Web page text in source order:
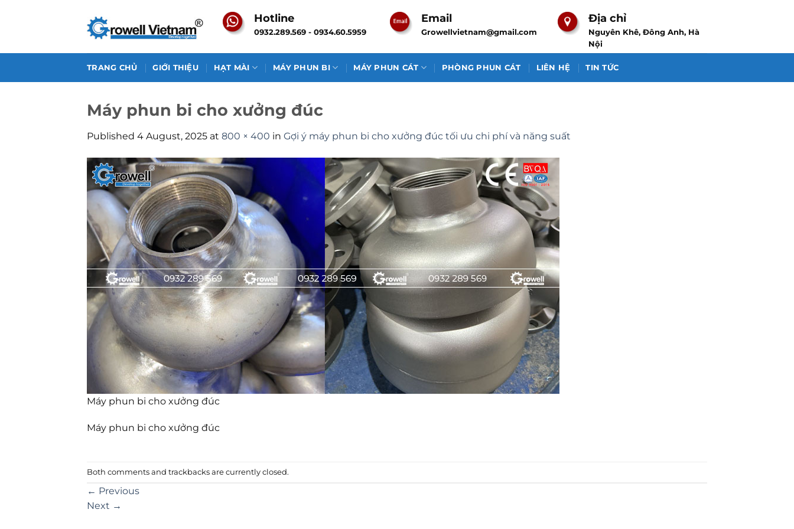
Hotline
0932.289.569 - 0934.60.5959
Email
Growellvietnam@gmail.com
Địa chỉ
Nguyên Khê, Đông Anh, Hà
Nội
TRANG CHỦ GIỚI THIỆU HẠT MÀI MÁY PHUN BI MÁY PHUN CÁT PHÒNG PHUN CÁT LIÊN HỆ TIN TỨC
Máy phun bi cho xưởng đúc
Published 4 August, 2025 at 800 × 400 in Gợi ý máy phun bi cho xưởng đúc tối ưu chi phí và năng suất
Máy phun bi cho xưởng đúc
Máy phun bi cho xưởng đúc
Both comments and trackbacks are currently closed.
← Previous
Next →